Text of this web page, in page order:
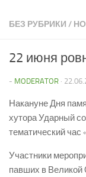
БЕЗ РУБРИКИ /
22 июня
- MODERATOR ·
Накануне Дня
хутора Ударный
тематический час
Участники
павших в Великой